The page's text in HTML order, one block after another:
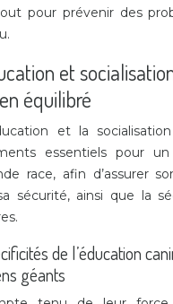
pour prévenir des
et
équilibré
et la
essentiels pour
race, afin d’assurer
sécurité, ainsi que la
de l’éducation
géants